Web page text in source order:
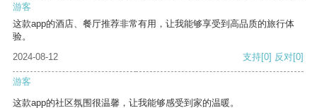
游客
这款app的酒店、餐厅推荐非常有用，让我能够享受到高品质的旅行体
验。
2024-08-12
支持[0] 反对[0]
游客
这款app的社区氛围很温馨，让我能够感受到家的温暖。